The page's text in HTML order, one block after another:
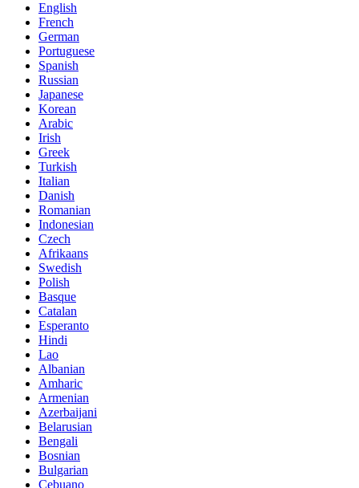
English
French
German
Portuguese
Spanish
Russian
Japanese
Korean
Arabic
Irish
Greek
Turkish
Italian
Danish
Romanian
Indonesian
Czech
Afrikaans
Swedish
Polish
Basque
Catalan
Esperanto
Hindi
Lao
Albanian
Amharic
Armenian
Azerbaijani
Belarusian
Bengali
Bosnian
Bulgarian
Cebuano